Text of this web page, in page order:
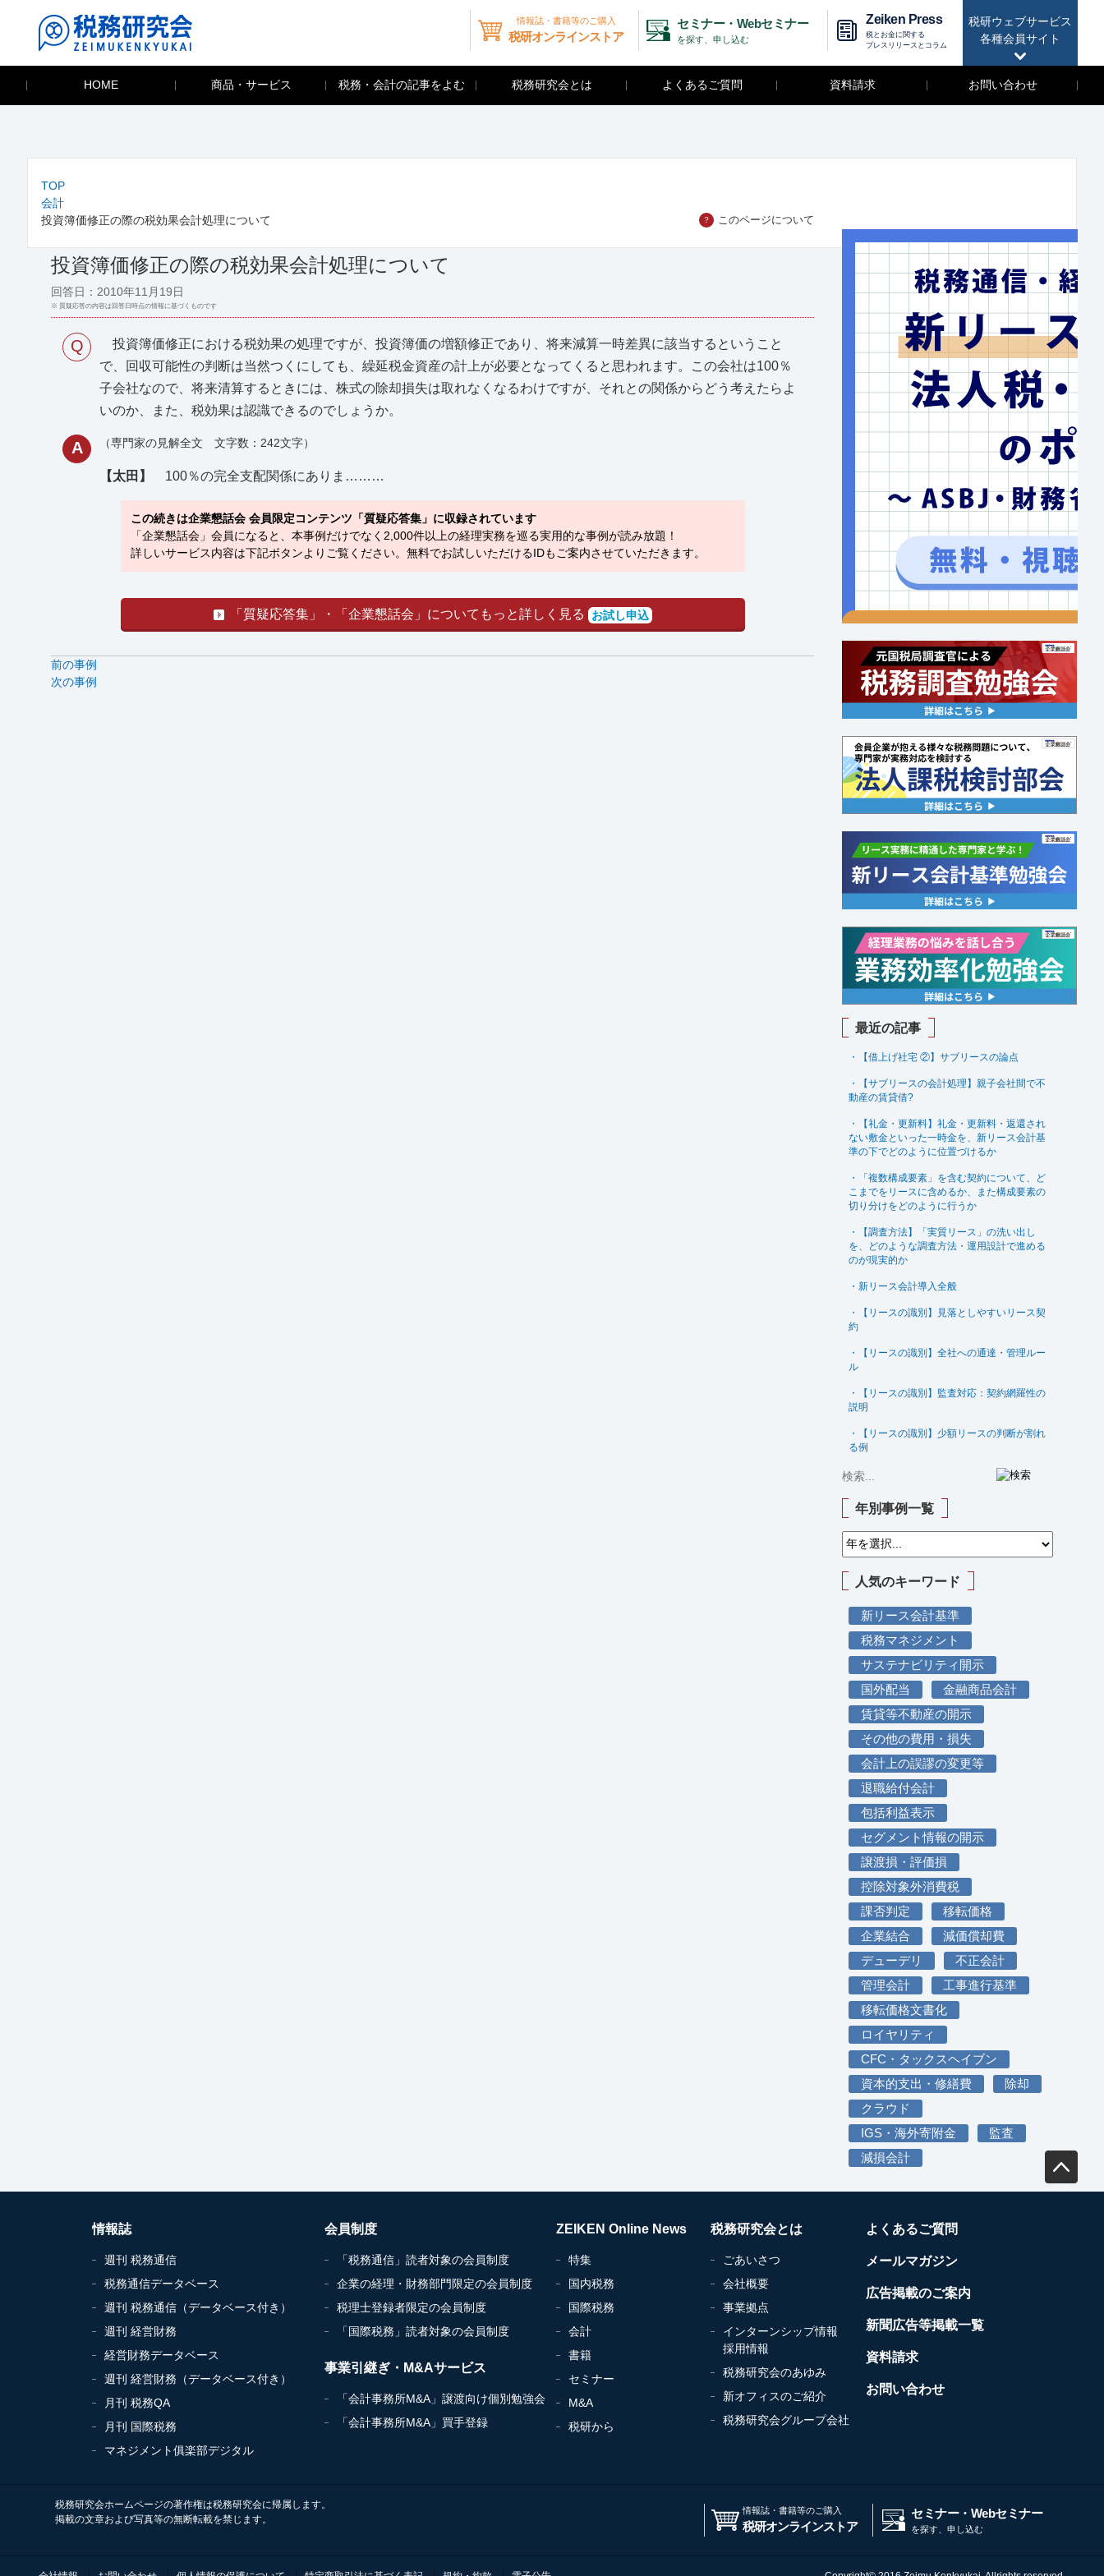
税研ウェブサービス
各種会員サイト
情報誌・書籍等のご購入
税研オンラインストア
セミナー・Webセミナー
を探す、申し込む
Zeiken Press
税とお金に関する
プレスリリースとコラム
HOME 商品・サービス 税務・会計の記事をよむ 税務研究会とは よくあるご質問 資料請求 お問い合わせ
TOP
会計
投資簿価修正の際の税効果会計処理について
？ このページについて
投資簿価修正の際の税効果会計処理について
回答日：2010年11月19日
※ 質疑応答の内容は回答日時点の情報に基づくものです
Q
投資簿価修正における税効果の処理ですが、投資簿価の増額修正であり、将来減算一時差異に該当するということ
で、回収可能性の判断は当然つくにしても、繰延税金資産の計上が必要となってくると思われます。この会社は100％
子会社なので、将来清算するときには、株式の除却損失は取れなくなるわけですが、それとの関係からどう考えたらよ
いのか、また、税効果は認識できるのでしょうか。
A （専門家の見解全文 文字数：242文字）
【太田】 100％の完全支配関係にありま………
この続きは企業懇話会 会員限定コンテンツ「質疑応答集」に収録されています
「企業懇話会」会員になると、本事例だけでなく2,000件以上の経理実務を巡る実用的な事例が読み放題！
詳しいサービス内容は下記ボタンよりご覧ください。無料でお試しいただけるIDもご案内させていただきます。
「質疑応答集」・「企業懇話会」についてもっと詳しく見る お試し申込
前の事例
次の事例
最近の記事
・【借上げ社宅 ②】サブリースの論点
・【サブリースの会計処理】親子会社間で不
動産の賃貸借?
・【礼金・更新料】礼金・更新料・返還され
ない敷金といった一時金を、新リース会計基
準の下でどのように位置づけるか
・「複数構成要素」を含む契約について、ど
こまでをリースに含めるか、また構成要素の
切り分けをどのように行うか
・【調査方法】「実質リース」の洗い出し
を、どのような調査方法・運用設計で進める
のが現実的か
・新リース会計導入全般
・【リースの識別】見落としやすいリース契
約
・【リースの識別】全社への通達・管理ルー
ル
・【リースの識別】監査対応：契約網羅性の
説明
・【リースの識別】少額リースの判断が割れ
る例
年別事例一覧
人気のキーワード
新リース会計基準
税務マネジメント
サステナビリティ開示
国外配当
金融商品会計
賃貸等不動産の開示
その他の費用・損失
会計上の誤謬の変更等
退職給付会計
包括利益表示
セグメント情報の開示
譲渡損・評価損
控除対象外消費税
課否判定
移転価格
企業結合
減価償却費
デューデリ
不正会計
管理会計
工事進行基準
移転価格文書化
ロイヤリティ
CFC・タックスヘイブン
資本的支出・修繕費
除却
クラウド
IGS・海外寄附金
監査
減損会計
情報誌
週刊 税務通信
税務通信データベース
週刊 税務通信（データベース付き）
週刊 経営財務
経営財務データベース
週刊 経営財務（データベース付き）
月刊 税務QA
月刊 国際税務
マネジメント俱楽部デジタル
会員制度
「税務通信」読者対象の会員制度
企業の経理・財務部門限定の会員制度
税理士登録者限定の会員制度
「国際税務」読者対象の会員制度
事業引継ぎ・M&Aサービス
「会計事務所M&A」譲渡向け個別勉強会
「会計事務所M&A」買手登録
ZEIKEN Online News
特集
国内税務
国際税務
会計
書籍
セミナー
M&A
税研から
税務研究会とは
ごあいさつ
会社概要
事業拠点
インターンシップ情報
採用情報
税務研究会のあゆみ
新オフィスのご紹介
税務研究会グループ会社
よくあるご質問
メールマガジン
広告掲載のご案内
新聞広告等掲載一覧
資料請求
お問い合わせ
税務研究会ホームページの著作権は税務研究会に帰属します。
掲載の文章および写真等の無断転載を禁じます。
情報誌・書籍等のご購入
税研オンラインストア
セミナー・Webセミナー
を探す、申し込む